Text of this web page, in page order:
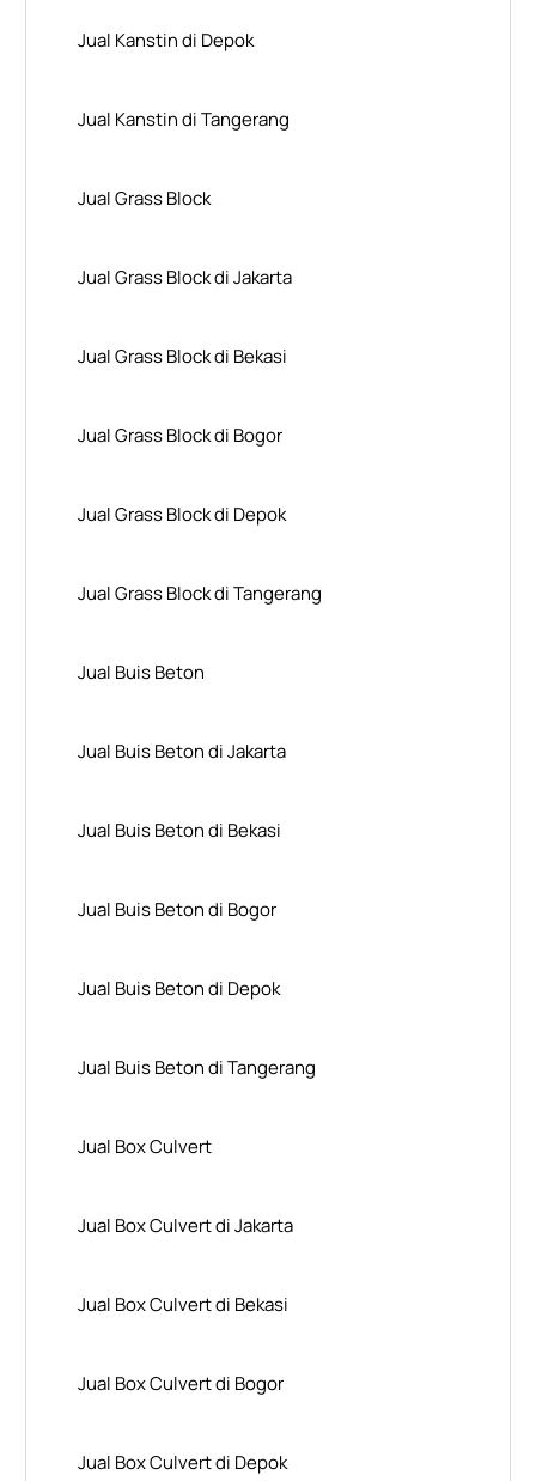
Jual Kanstin di Depok
Jual Kanstin di Tangerang
Jual Grass Block
Jual Grass Block di Jakarta
Jual Grass Block di Bekasi
Jual Grass Block di Bogor
Jual Grass Block di Depok
Jual Grass Block di Tangerang
Jual Buis Beton
Jual Buis Beton di Jakarta
Jual Buis Beton di Bekasi
Jual Buis Beton di Bogor
Jual Buis Beton di Depok
Jual Buis Beton di Tangerang
Jual Box Culvert
Jual Box Culvert di Jakarta
Jual Box Culvert di Bekasi
Jual Box Culvert di Bogor
Jual Box Culvert di Depok